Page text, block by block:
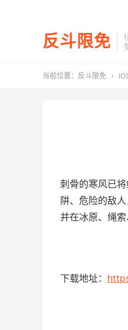
反斗限免
当前位置： 反斗限免 
刺骨的寒风已
阱、危险的敌
并在冰原、绳
下载地址：